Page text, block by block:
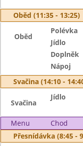
Oběd (11:35 - 13:25)
Oběd
Polévka
Jídlo
Doplněk
Nápoj
Svačina (14:10 -
Svačina
Jídlo
Menu Chod
Přesnídávka (8:45 -